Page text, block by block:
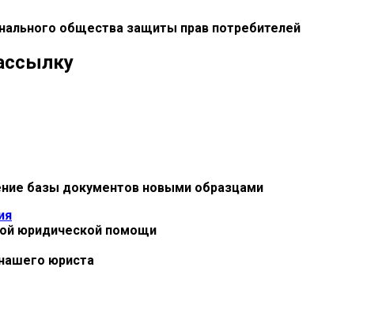
общества защиты прав потребителей
базы документов новыми образцами
юридической помощи
юриста